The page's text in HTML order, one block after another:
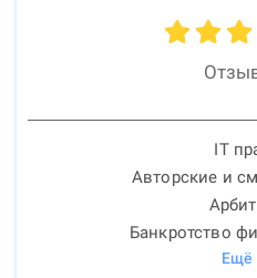
IT
Авторские и
Банкротство
Ещё